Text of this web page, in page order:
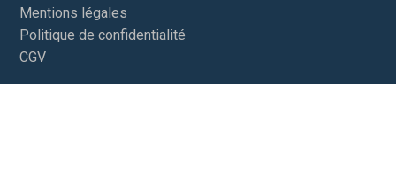
Mentions légales
Politique de confidentialité
CGV